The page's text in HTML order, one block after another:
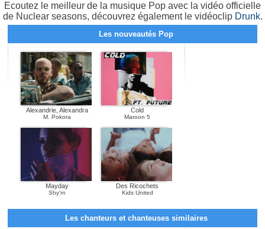
Ecoutez le meilleur de la musique Pop avec la vidéo officielle
de Nuclear seasons, découvrez également le vidéoclip Drunk.
Les nouveautés Pop
Alexandrie, Alexandra
M. Pokora
Cold
Maroon 5
Mayday
Shy'm
Des Ricochets
Kids United
Les chanteurs et chanteuses similaires